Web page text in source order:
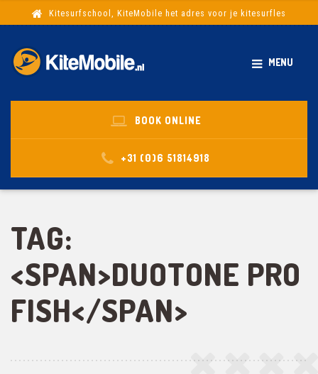
Kitesurfschool, KiteMobile het adres voor je kitesurfles
MENU
BOOK ONLINE
+31 (0)6 51814918
TAG:
<SPAN>DUOTONE PRO
FISH</SPAN>